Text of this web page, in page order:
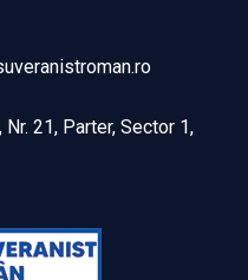
21, Parter, Sector 1,